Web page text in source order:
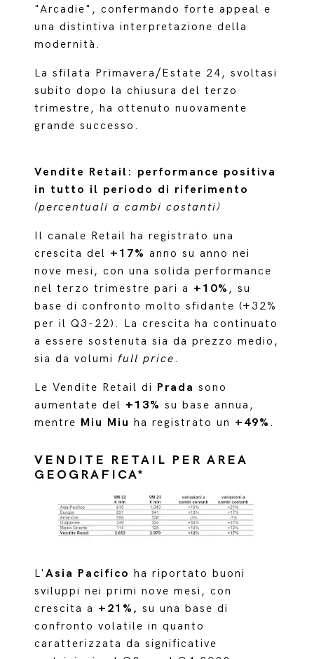
"Arcadie", confermando forte appeal e
una distintiva interpretazione della
modernità.
La sfilata Primavera/Estate 24, svoltasi
subito dopo la chiusura del terzo
trimestre, ha ottenuto nuovamente
grande successo.
Vendite Retail: performance positiva
in tutto il periodo di riferimento
(percentuali a cambi costanti)
Il canale Retail ha registrato una
crescita del +17% anno su anno nei
nove mesi, con una solida performance
nel terzo trimestre pari a +10% , su
base di confronto molto sfidante (+32%
per il Q3-22). La crescita ha continuato
a essere sostenuta sia da prezzo medio,
sia da volumifull price.
Le Vendite Retail di Prada sono
aumentate del +13% su base annua,
mentre Miu Miu ha registrato un +49% .
VENDITE RETAIL PER AREA
GEOGRAFICA*
L'Asia Pacifico ha riportato buoni
sviluppi nei primi nove mesi, con
crescita a +21%, su una base di
confronto volatile in quanto
caratterizzata da significative